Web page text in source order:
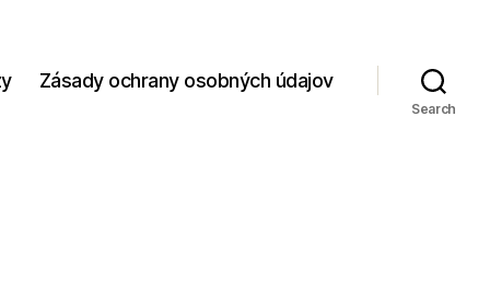
Zásady ochrany osobných údajov
Search